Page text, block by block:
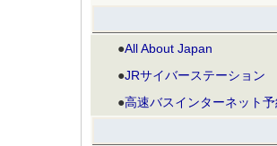
●All About Japan
●JRサイバーステーション
●高速バスインターネット予